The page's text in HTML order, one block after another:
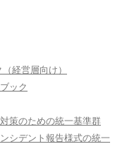
経営層向け）
ック
策のための統一基準群
シデント報告様式の統一